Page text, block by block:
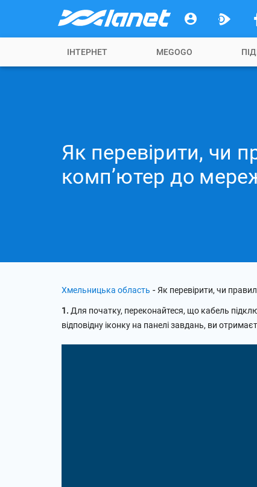
ІНТЕРНЕТ MEGOGO
Як перевірити, чи
комп’ютер до
Хмельницька область - Як перевірити, чи
1. Для початку, переконайтеся, що кабель
відповідну іконку на панелі завдань, ви